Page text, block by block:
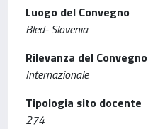
Luogo del Convegno
Bled- Slovenia
Rilevanza del Convegno
Internazionale
Tipologia sito docente
274